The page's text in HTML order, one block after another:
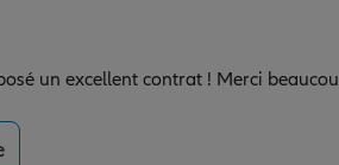
un excellent contrat ! Merci